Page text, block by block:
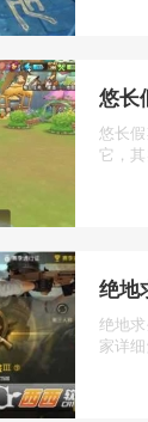
悠长
悠长
它，
绝地
绝地
家详